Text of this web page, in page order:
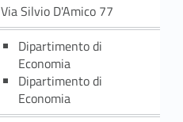
Via Silvio D'Amico 77
Dipartimento di
Economia
Dipartimento di
Economia